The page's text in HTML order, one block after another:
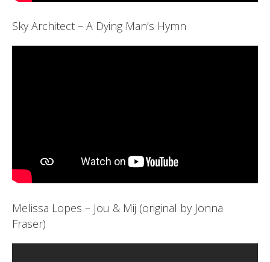
Sky Architect – A Dying Man’s Hymn
Melissa Lopes – Jou & Mij (original by Jonna
Fraser)